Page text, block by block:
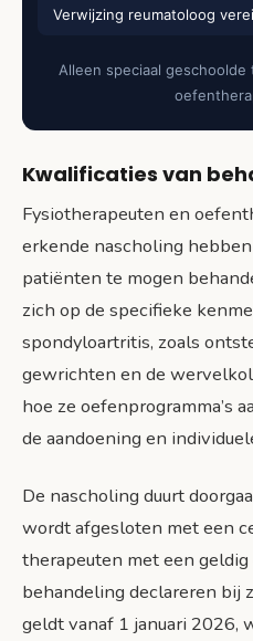
Verwijzing reumatoloog
Alleen speciaal
Kwalificaties van
Fysiotherapeuten en
erkende nascholing
patiënten te mogen
zich op de specifieke
spondyloartritis, zoals
gewrichten en de
hoe ze oefenprogramma’s
de aandoening en
De nascholing duurt
wordt afgesloten met een
therapeuten met een
behandeling declareren bij
geldt vanaf 1 januari 2026,